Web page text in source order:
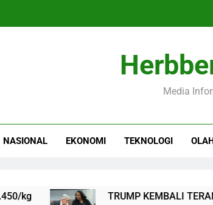
Media
NASIONAL EKONOMI TEKNOLOGI
TRUMP KEMBALI TERANCAM